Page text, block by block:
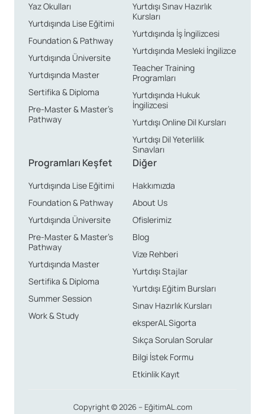
Yaz Okulları
Yurtdışında Lise Eğitimi
Foundation & Pathway
Yurtdışında Üniversite
Yurtdışında Master
Sertifika & Diploma
Pre-Master & Master’s
Pathway
Yurtdışı Sınav Hazırlık
Kursları
Yurtdışında İş İngilizcesi
Yurtdışında Mesleki İngilizce
Teacher Training
Programları
Yurtdışında Hukuk
İngilizcesi
Yurtdışı Online Dil Kursları
Yurtdışı Dil Yeterlilik
Sınavları
Programları Keşfet
Yurtdışında Lise Eğitimi
Foundation & Pathway
Yurtdışında Üniversite
Pre-Master & Master’s
Pathway
Yurtdışında Master
Sertifika & Diploma
Summer Session
Work & Study
Diğer
Hakkımızda
About Us
Ofislerimiz
Blog
Vize Rehberi
Yurtdışı Stajlar
Yurtdışı Eğitim Bursları
Sınav Hazırlık Kursları
eksperAL Sigorta
Sıkça Sorulan Sorular
Bilgi İstek Formu
Etkinlik Kayıt
Copyright © 2026 – EğitimAL.com